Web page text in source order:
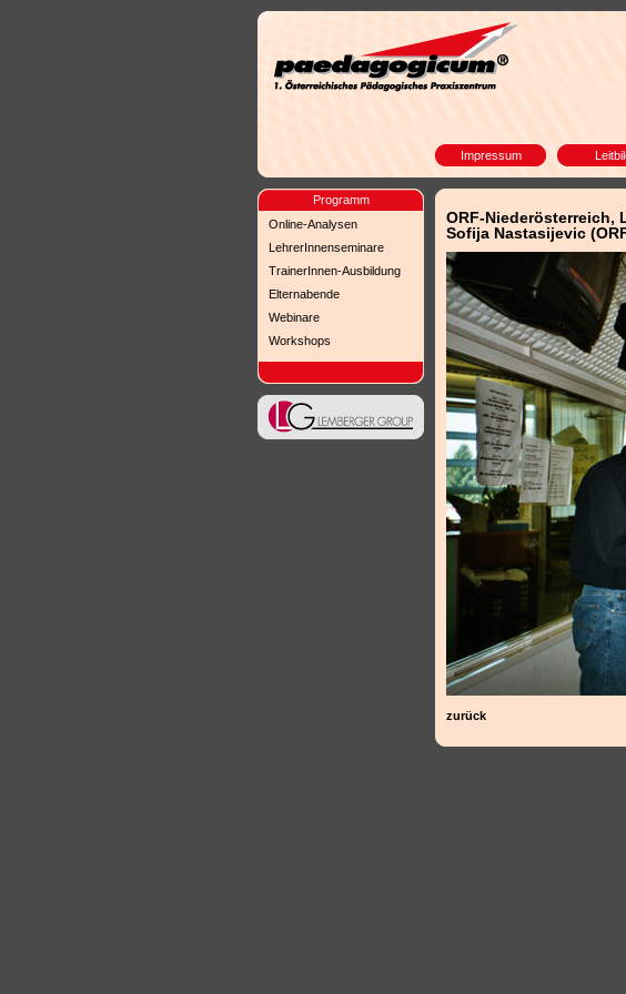
Impressum
Programm
Online-Analysen
LehrerInnenseminare
TrainerInnen-Ausbildung
Elternabende
Webinare
Workshops
ORF-Niederösterreich,
Sofija Nastasijevic
zurück